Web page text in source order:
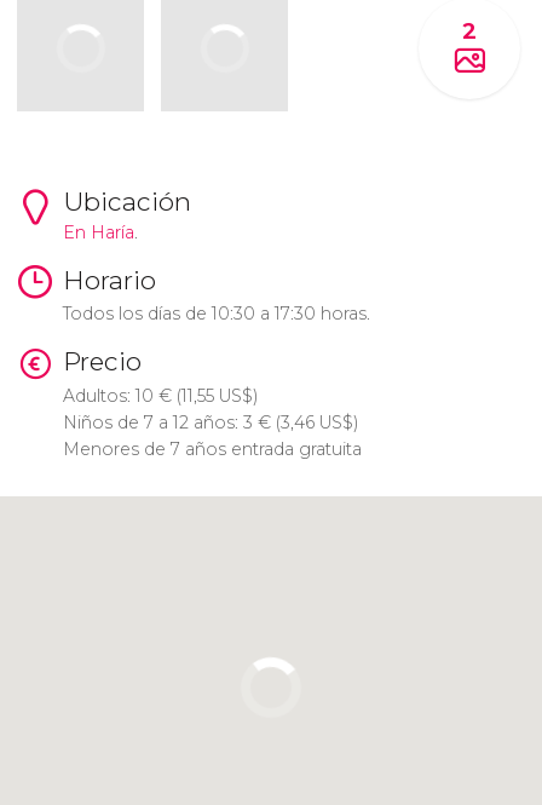
2
Ubicación
En Haría.
Horario
Todos los días de 10:30 a 17:30 horas.
Precio
Adultos: 10 €(11,55 US$)
Niños de 7 a 12 años: 3 €(3,46 US$)
Menores de 7 años entrada gratuita